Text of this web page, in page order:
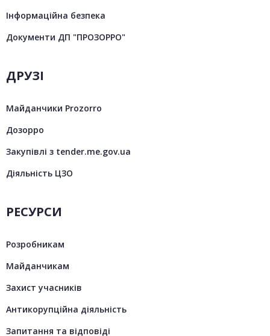
Інформаційна безпека
Документи ДП "ПРОЗОРРО"
ДРУЗІ
Майданчики Prozorro
Дозорро
Закупівлі з tender.me.gov.ua
Діяльність ЦЗО
РЕСУРСИ
Розробникам
Майданчикам
Захист учасників
Антикорупційна діяльність
Запитання та відповіді